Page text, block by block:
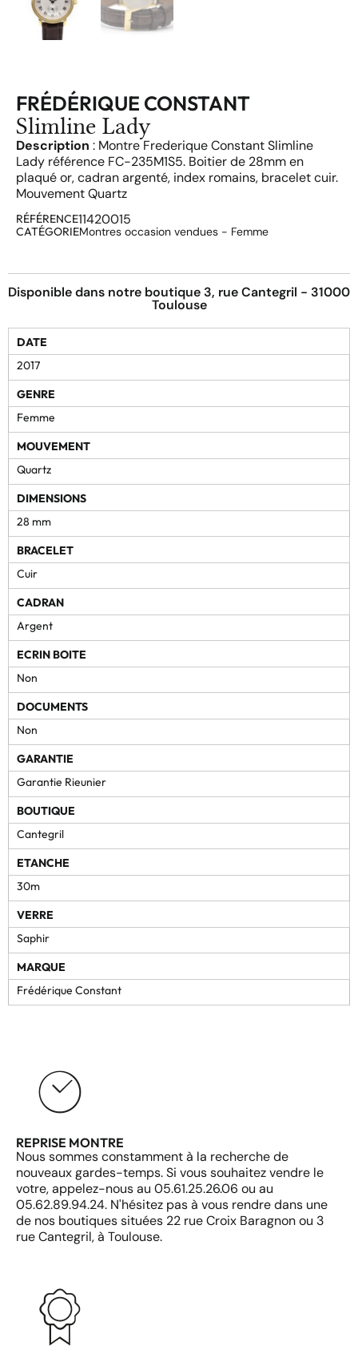
FRÉDÉRIQUE CONSTANT
Slimline Lady
Description : Montre Frederique Constant Slimline
Lady référence FC-235M1S5. Boitier de 28mm en
plaqué or, cadran argenté, index romains, bracelet cuir.
Mouvement Quartz
RÉFÉRENCE11420015
CATÉGORIEMontres occasion vendues - Femme
Disponible dans notre boutique 3, rue Cantegril - 31000
Toulouse
DATE
2017
GENRE
Femme
MOUVEMENT
Quartz
DIMENSIONS
28 mm
BRACELET
Cuir
CADRAN
Argent
ECRIN BOITE
Non
DOCUMENTS
Non
GARANTIE
Garantie Rieunier
BOUTIQUE
Cantegril
ETANCHE
30m
VERRE
Saphir
MARQUE
Frédérique Constant
REPRISE MONTRE
Nous sommes constamment à la recherche de
nouveaux gardes-temps. Si vous souhaitez vendre le
votre, appelez-nous au 05.61.25.26.06 ou au
05.62.89.94.24. N'hésitez pas à vous rendre dans une
de nos boutiques situées 22 rue Croix Baragnon ou 3
rue Cantegril, à Toulouse.